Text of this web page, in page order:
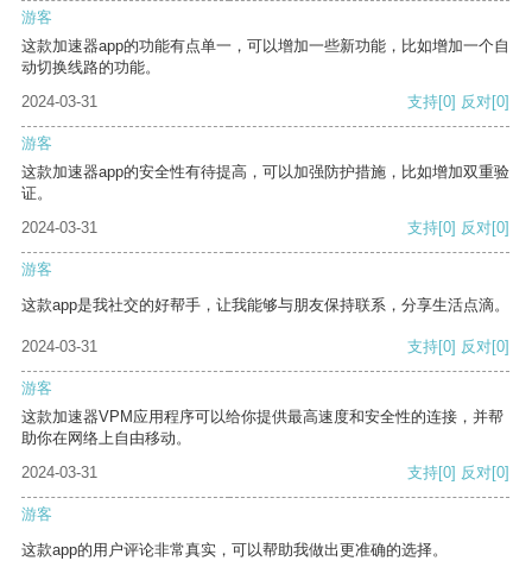
游客
这款加速器app的功能有点单一，可以增加一些新功能，比如增加一个自
动切换线路的功能。
2024-03-31
支持[0] 反对[0]
游客
这款加速器app的安全性有待提高，可以加强防护措施，比如增加双重验
证。
2024-03-31
支持[0] 反对[0]
游客
这款app是我社交的好帮手，让我能够与朋友保持联系，分享生活点滴。
2024-03-31 支持[0] 反对[0]
游客
这款加速器VPM应用程序可以给你提供最高速度和安全性的连接，并帮
助你在网络上自由移动。
2024-03-31
支持[0] 反对[0]
游客
这款app的用户评论非常真实，可以帮助我做出更准确的选择。